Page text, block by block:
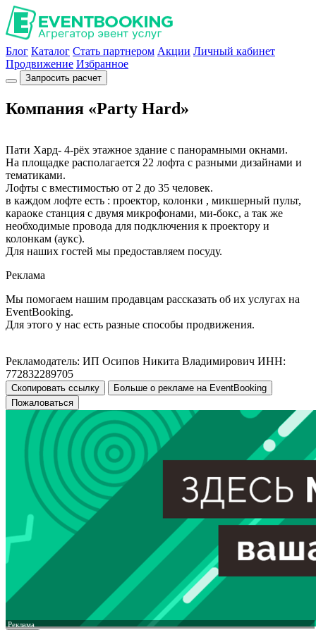
Блог Каталог Стать партнером Акции Личный кабинет
Продвижение Избранное
Запросить расчет
Компания «Party Hard»
Пати Хард- 4-рёх этажное здание с панорамными окнами.
На площадке располагается 22 лофта с разными дизайнами и
тематиками.
Лофты с вместимостью от 2 до 35 человек.
в каждом лофте есть : проектор, колонки , микшерный пульт,
караоке станция с двумя микрофонами, ми-бокс, а так же
необходимые провода для подключения к проектору и
колонкам (аукс).
Для наших гостей мы предоставляем посуду.
Реклама
Мы помогаем нашим продавцам рассказать об их услугах на
EventBooking.
Для этого у нас есть разные способы продвижения.
Рекламодатель: ИП Осипов Никита Владимирович ИНН:
772832289705
Скопировать ссылку
Больше о рекламе на EventBooking
Пожаловаться
Реклама